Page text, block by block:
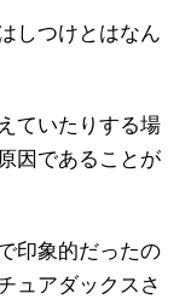
しつけとはなん
ていたりする場
因であることが
印象的だったの
ュアダックスさ